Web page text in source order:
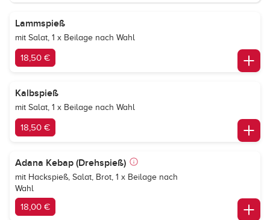
Lammspieß
mit Salat, 1 x Beilage nach Wahl
18,50 €
Kalbspieß
mit Salat, 1 x Beilage nach Wahl
18,50 €
Adana Kebap (Drehspieß)
mit Hackspieß, Salat, Brot, 1 x Beilage nach
Wahl
18,00 €